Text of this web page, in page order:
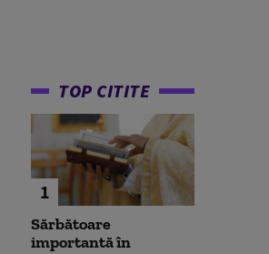
TOP CITITE
1
Sărbătoare
importantă în